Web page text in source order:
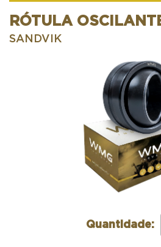
RÓTULA
SANDVIK
Quantidade: